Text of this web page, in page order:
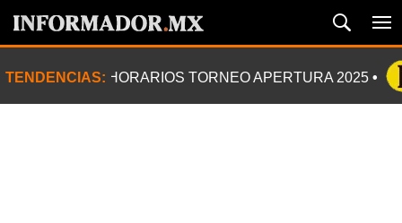
TENDENCIAS: HORARIOS TORNEO APERTURA 2025